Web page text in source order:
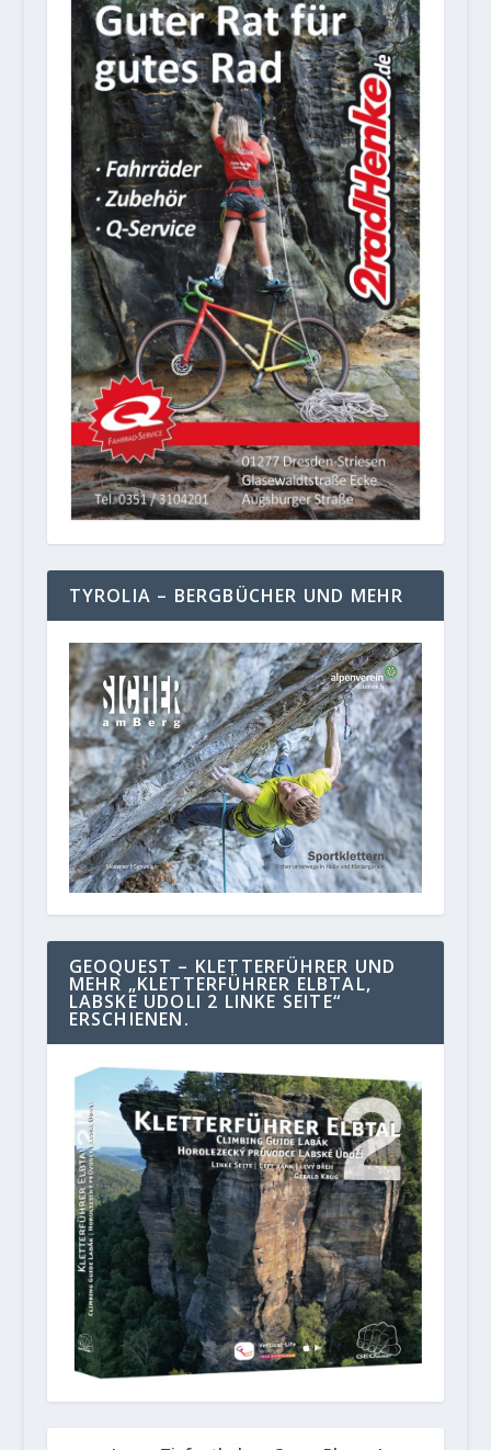
TYROLIA – BERGBÜCHER UND MEHR
GEOQUEST – KLETTERFÜHRER UND
MEHR „KLETTERFÜHRER ELBTAL,
LABSKE UDOLI 2 LINKE SEITE“
ERSCHIENEN.